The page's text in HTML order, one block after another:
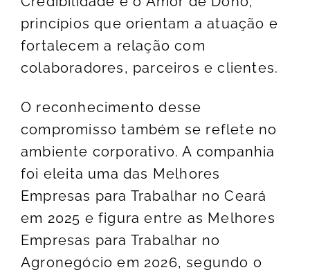
princípios que orientam a atuação e
fortalecem a relação com
colaboradores, parceiros e clientes.
O reconhecimento desse
compromisso também se reflete no
ambiente corporativo. A companhia
foi eleita uma das Melhores
Empresas para Trabalhar no Ceará
em 2025 e figura entre as Melhores
Empresas para Trabalhar no
Agronegócio em 2026, segundo o